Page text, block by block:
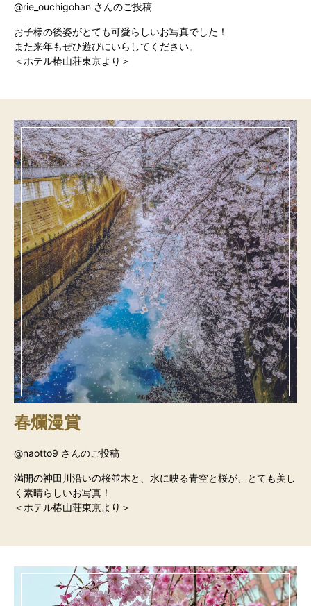
@rie_ouchigohan さんのご投稿
お子様の後姿がとても可愛らしいお写真でした！
また来年もぜひ遊びにいらしてください。
＜ホテル椿山荘東京より＞
春爛漫賞
@naotto9 さんのご投稿
満開の神田川沿いの桜並木と、水に映る青空と桜が、とても美し
く素晴らしいお写真！
＜ホテル椿山荘東京より＞